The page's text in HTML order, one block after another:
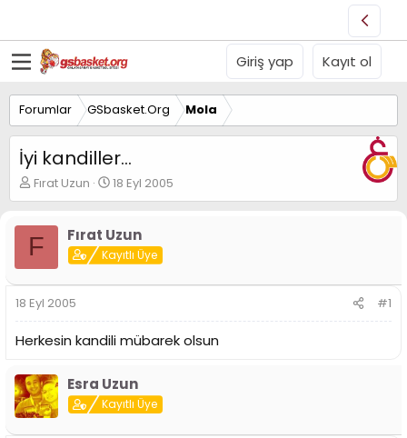
Giriş yap Kayıt ol
Forumlar GSbasket.Org Mola
İyi kandiller...
K
o
u
y
B
a
ş
a
a
n
Fırat Uzun
B
a
l
a
n
g
a
i
h
i
18 Eyl 2005
F Fırat Uzun
Kayıtlı Üye
18 Eyl 2005 #1
Herkesin kandili mübarek olsun
Esra Uzun
Kayıtlı Üye